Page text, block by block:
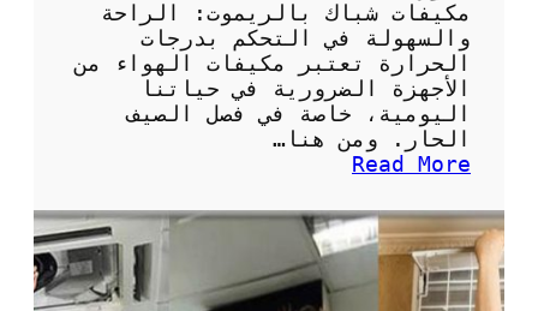
ف
ر
ي
و
ن
:
ا
خ
ي
ا
ر
مكيفات شباك بالريموت: الراحة
والسهولة في التحكم بدرجات
الحرارة تعتبر مكيفات الهواء من
الأجهزة الضرورية في حياتنا
اليومية، خاصة في فصل الصيف
الحار. ومن هنا…
Read More
ك
ي
ا